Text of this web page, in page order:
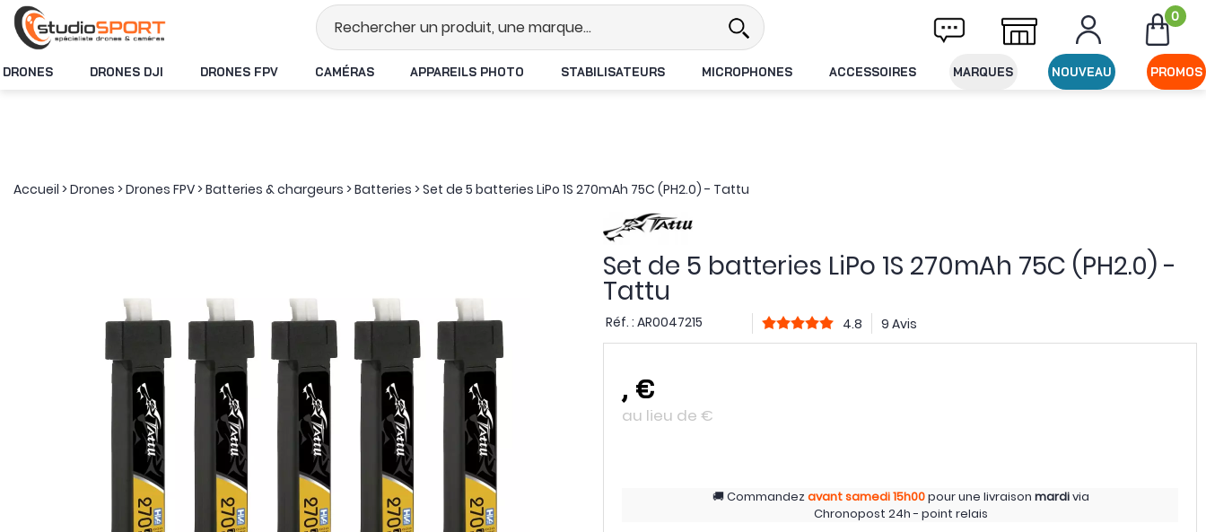
Stock en temps réel Livraison offerte dès 49€ d'achat 0
DRONES DRONES DJI DRONES FPV CAMÉRAS APPAREILS PHOTO STABILISATEURS MICROPHONES ACCESSOIRES MARQUES NOUVEAU PROMOS
Accueil >Drones >Drones FPV>Batteries & chargeurs >Batteries >Set de 5 batteries LiPo 1S 270mAh 75C (PH2.0) - Tattu
Set de 5 batteries LiPo 1S 270mAh 75C (PH2.0) -
Tattu
Réf. : AR0047215 4.8 9 Avis
, €
au lieu de €
Commandezavant samedi15h00pour une livraison mardivia
Chronopost 24h - point relais